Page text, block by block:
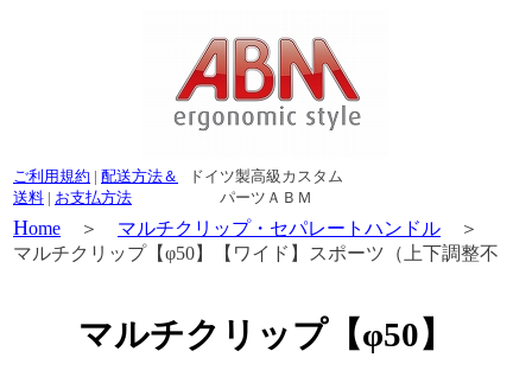
ご利用規約 | 配送方法＆
送料 | お支払方法
ドイツ製高級カスタム
パーツＡＢＭ
Home ＞ マルチクリップ・セパレートハンドル ＞
マルチクリップ【φ50】【ワイド】スポーツ（上下調整不
マルチクリップ【φ50】